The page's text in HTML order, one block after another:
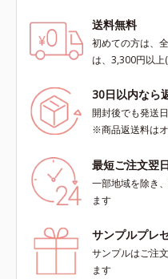
送料無料
初めての方は、
は、3,300円以上
30日以内なら
開封後でも発送
※商品返送料は
最短ご注文翌
一部地域を除き
ます
サンプルプレ
サンプルはご注
ます